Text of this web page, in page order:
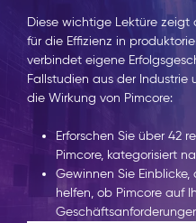
Diese wichtige Lektüre zeigt
für die Effizienz in
verbindet eigene
Fallstudien aus der
die Wirkung von Pimcore:
Erforschen Sie über 42
Pimcore, kategorisiert
Gewinnen Sie
helfen, ob Pimcore auf